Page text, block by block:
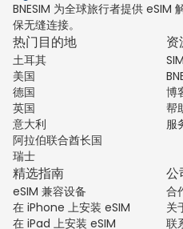
BNESIM 为全球旅行者提供 eSIM
保无缝连接。
热门目的地
土耳其
美国
德国
英国
意大利
阿拉伯联合酋长国
瑞士
资
博
帮
服
精选指南
eSIM 兼容设备
在 iPhone 上安装 eSIM
在 iPad 上安装 eSIM
公
合
关
联